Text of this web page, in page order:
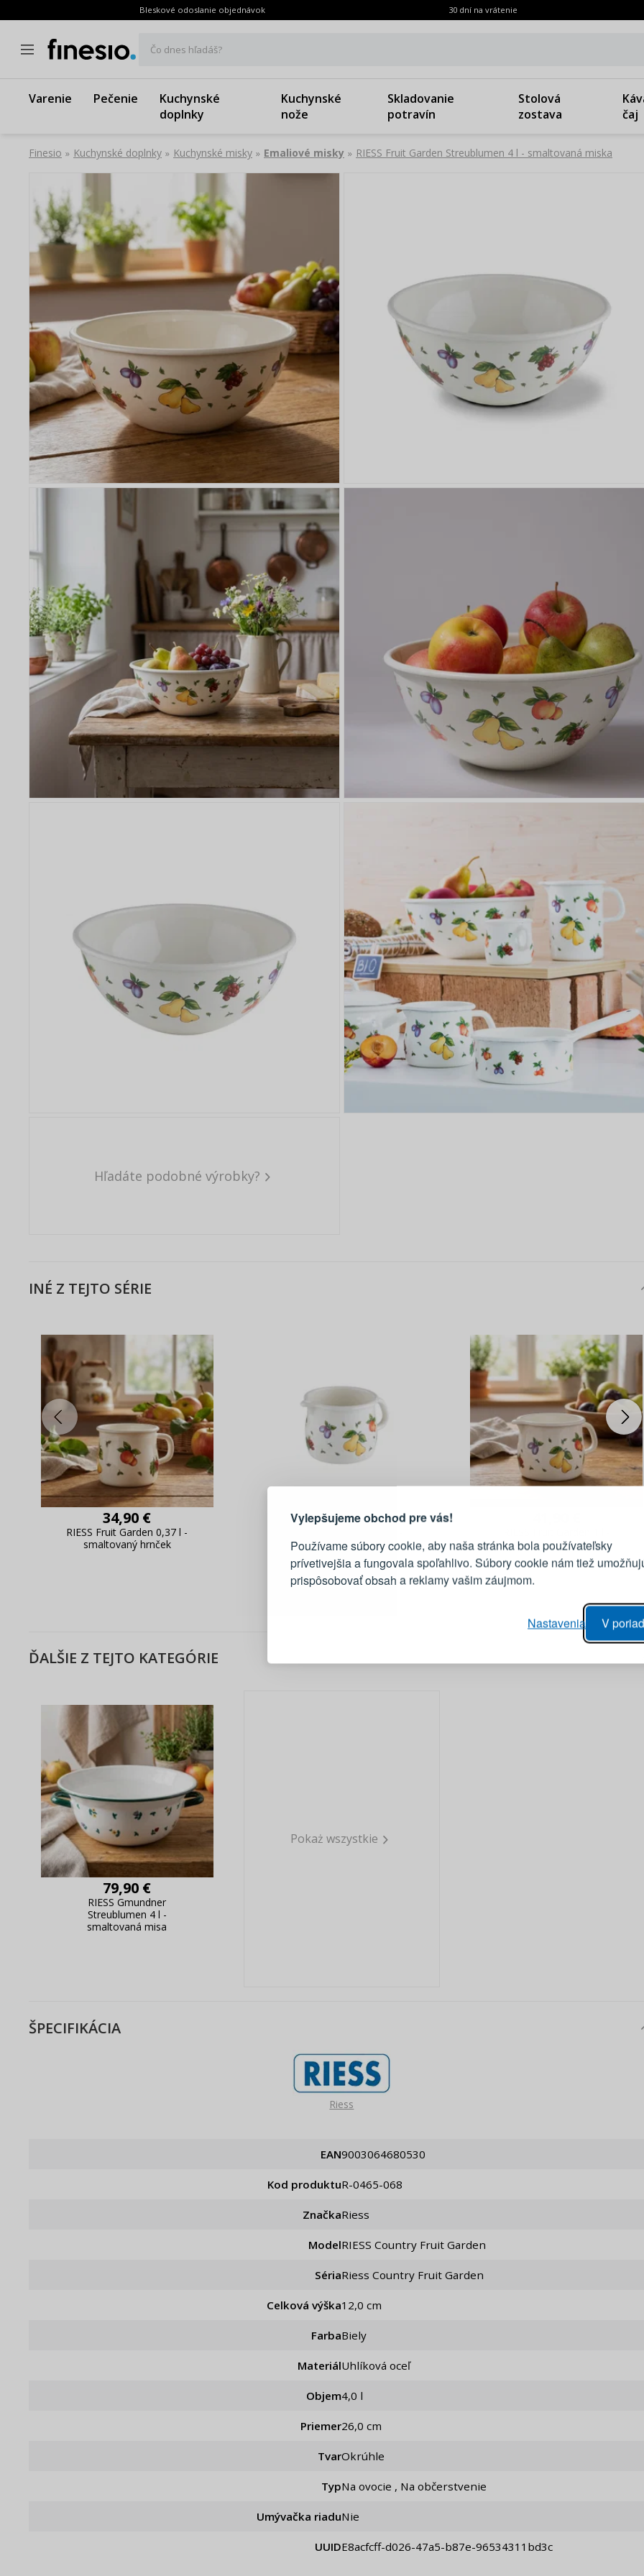
Vylepšujeme obchod pre vás!
Používame súbory cookie, aby naša stránka bola používateľsky
prívetivejšia a fungovala spoľahlivo. Súbory cookie nám tiež
prispôsobovať obsah a reklamy vašim záujmom.
V
Nastavenia
Bleskové odoslanie objednávok 30 dní na vrátenie
Čo dnes hľadáš?
Varenie Pečenie
Kuchynské
doplnky
Kuchynské
nože
Skladovanie
potravín
Stolová
zostava
čaj
Finesio » Kuchynské doplnky » Kuchynské misky » Emaliové misky » RIESS Fruit Garden Streublumen 4 l - smaltovaná miska
Hľadáte podobné výrobky?
INÉ Z TEJTO SÉRIE
34,90 €
RIESS Fruit Garden 0,37 l -
smaltovaný hrnček
39,90 €
smaltovaný hrnček
smaltovaný hrnček
ĎALŠIE Z TEJTO KATEGÓRIE
79,90 €
RIESS Gmundner
Streublumen 4 l -
smaltovaná misa
Pokaż wszystkie
ŠPECIFIKÁCIA
Riess
EAN 9003064680530
Kod produktu R-0465-068
Značka Riess
Model RIESS Country Fruit Garden
Séria Riess Country Fruit Garden
Celková výška 12,0 cm
Farba Biely
Materiál Uhlíková oceľ
Objem 4,0 l
Priemer 26,0 cm
Tvar Okrúhle
Typ Na ovocie , Na občerstvenie
Umývačka riadu Nie
UUID e8acfcff-d026-47a5-b87e-96534311bd3c
Tu je dôvod, prečo sa oplatí vytvoriť
účet
Živý náhľad na zmeny v objednávke
PRIHLÁSENIE
E-mail
PRIHLÁSIŤ